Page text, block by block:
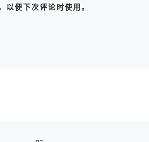
便下次评论时使用。